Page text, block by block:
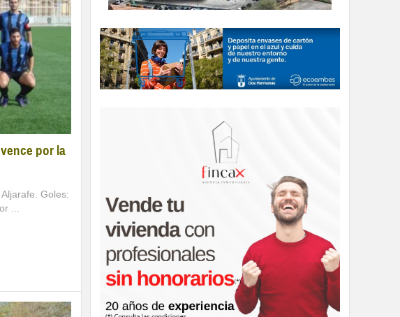
por la
Goles:
...